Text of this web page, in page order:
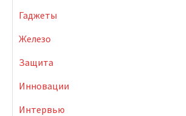
Гаджеты
Железо
Защита
Инновации
Интервью